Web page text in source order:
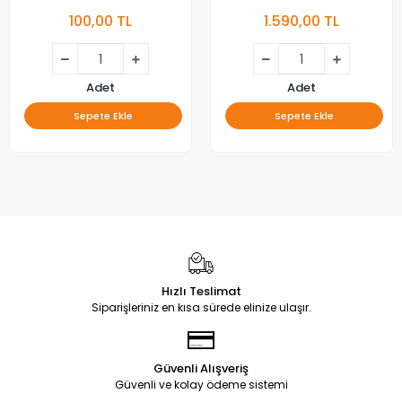
100,00 TL
Adet
Sepete Ekle
1.590,00 TL
Adet
Sepete Ekle
Hızlı Teslimat
Siparişleriniz en kısa sürede elinize ulaşır.
Güvenli Alışveriş
Güvenli ve kolay ödeme sistemi